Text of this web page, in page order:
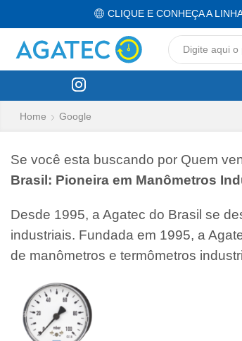
CLIQUE E CONHEÇA A
Home Google
Se você esta buscando por Quem
Brasil: Pioneira em Manômetros
Desde 1995, a Agatec do Brasil se
industriais. Fundada em 1995, a
de manômetros e termômetros